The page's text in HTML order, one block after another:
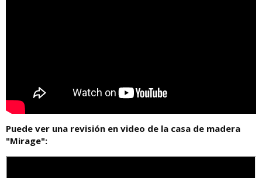
Puede ver una revisión en video de la casa de madera
"Mirage":